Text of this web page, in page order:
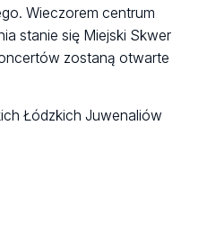
Wieczorem centrum
stanie się Miejski Skwer
zostaną otwarte
Łódzkich Juwenaliów